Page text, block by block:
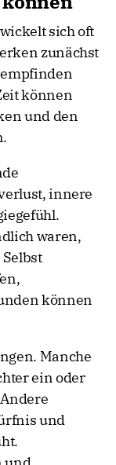
sich oft
zunächst
können
und den
innere
waren,
können
Manche
ein oder
und